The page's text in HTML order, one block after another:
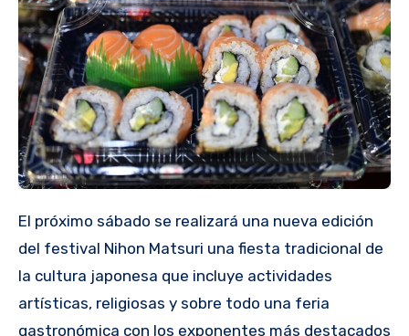
El próximo sábado se realizará una nueva edición
del festival Nihon Matsuri una fiesta tradicional de
la cultura japonesa que incluye actividades
artísticas, religiosas y sobre todo una feria
gastronómica con los exponentes más destacados